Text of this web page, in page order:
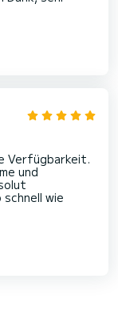
Verfügbarkeit.
und
wie